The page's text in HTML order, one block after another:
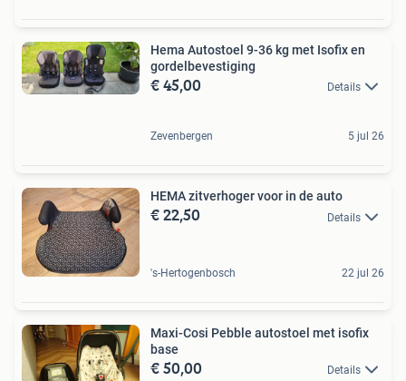
Hema Autostoel 9-36 kg met Isofix en
gordelbevestiging
€ 45,00 Details
Zevenbergen 5 jul 26
HEMA zitverhoger voor in de auto
€ 22,50 Details
's-Hertogenbosch 22 jul 26
Maxi-Cosi Pebble autostoel met isofix
base
€ 50,00 Details